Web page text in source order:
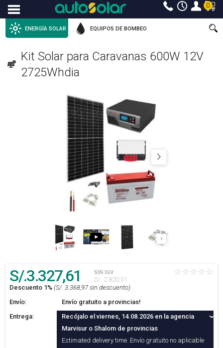
Menu 0
ENERGÍA SOLAR EQUIPOS DE BOMBEO
Kit Solar para Caravanas 600W 12V
2725Whdia
S/.3.327,61 SIN IGV
S/. 2.820,01
Descuento 1% (S/. 3.368,97 sin descuento)
Envío:
Envío gratuito a provincias!
Entrega:
Recójalo el viernes, 14.08.2026 en la agencia
Marvisur o Shalom de provincias
Estimated delivery time. Envío gratuito no aplicable